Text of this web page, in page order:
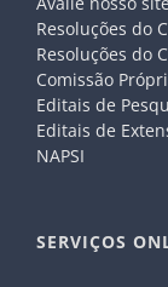
Resoluções do
Resoluções do
Comissão
Editais de
Editais de
NAPSI
SERVIÇOS